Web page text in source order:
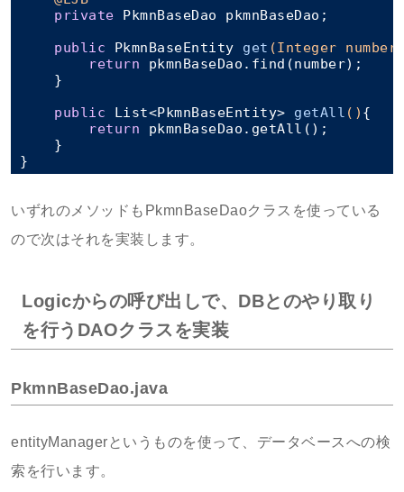
private PkmnBaseDao pkmnBaseDao;
public PkmnBaseEntity get (Integer
return pkmnBaseDao.find(number);
    }
public List<PkmnBaseEntity> getAll () {
return pkmnBaseDao.getAll();
    }
いずれのメソッドもPkmnBaseDaoクラスを使っている
ので次はそれを実装します。
Logicからの呼び出しで、DBとのやり取り
を行うDAOクラスを実装
PkmnBaseDao.java
entityManagerというものを使って、データベースへの検
索を行います。